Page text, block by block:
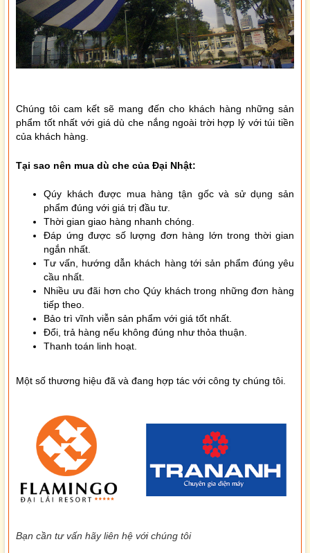
Chúng tôi cam kết sẽ mang đến cho khách hàng những sản
phẩm tốt nhất với giá dù che nắng ngoài trời hợp lý với túi tiền
của khách hàng.
Tại sao nên mua dù che của Đại Nhật:
Qúy khách được mua hàng tận gốc và sử dụng sản
phẩm đúng với giá trị đầu tư.
Thời gian giao hàng nhanh chóng.
Đáp ứng được số lượng đơn hàng lớn trong thời gian
ngắn nhất.
Tư vấn, hướng dẫn khách hàng tới sản phẩm đúng yêu
cầu nhất.
Nhiều ưu đãi hơn cho Qúy khách trong những đơn hàng
tiếp theo.
Bảo trì vĩnh viễn sản phẩm với giá tốt nhất.
Đổi, trả hàng nếu không đúng như thỏa thuận.
Thanh toán linh hoạt.
Một số thương hiệu đã và đang hợp tác với công ty chúng tôi.
Bạn cần tư vấn hãy liên hệ với chúng tôi